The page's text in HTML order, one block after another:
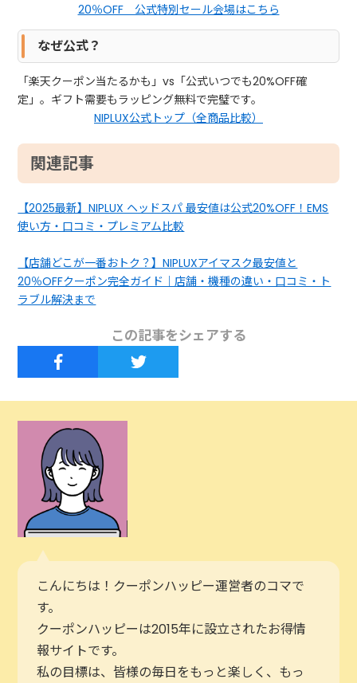
20％OFF 公式特別セール会場はこちら
なぜ公式？
「楽天クーポン当たるかも」vs「公式いつでも20%OFF確
定」。ギフト需要もラッピング無料で完璧です。
NIPLUX公式トップ（全商品比較）
関連記事
【2025最新】NIPLUX ヘッドスパ 最安値は公式20%OFF！EMS
使い方・口コミ・プレミアム比較
【店舗どこが一番おトク？】NIPLUXアイマスク最安値と
20％OFFクーポン完全ガイド｜店舗・機種の違い・口コミ・ト
ラブル解決まで
この記事をシェアする
こんにちは！クーポンハッピー運営者のコマで
す。
クーポンハッピーは2015年に設立されたお得情
報サイトです。
私の目標は、皆様の毎日をもっと楽しく、もっ